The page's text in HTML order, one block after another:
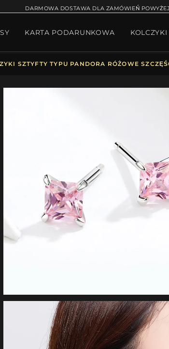
DARMOWA DOSTAWA DLA ZAMÓWIEŃ
SPRZEDAŻ BRANSOLETKA NA
KARTA PODARUNKOWA KOLCZYKI
SZTYFTY TYPU PANDORA RÓŻOWE